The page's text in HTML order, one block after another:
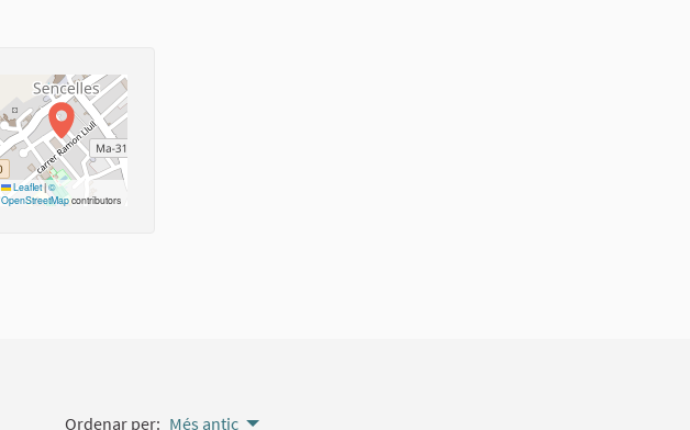
Leaflet|©
OpenStreetMapcontributors
Ordenar per: Més antic